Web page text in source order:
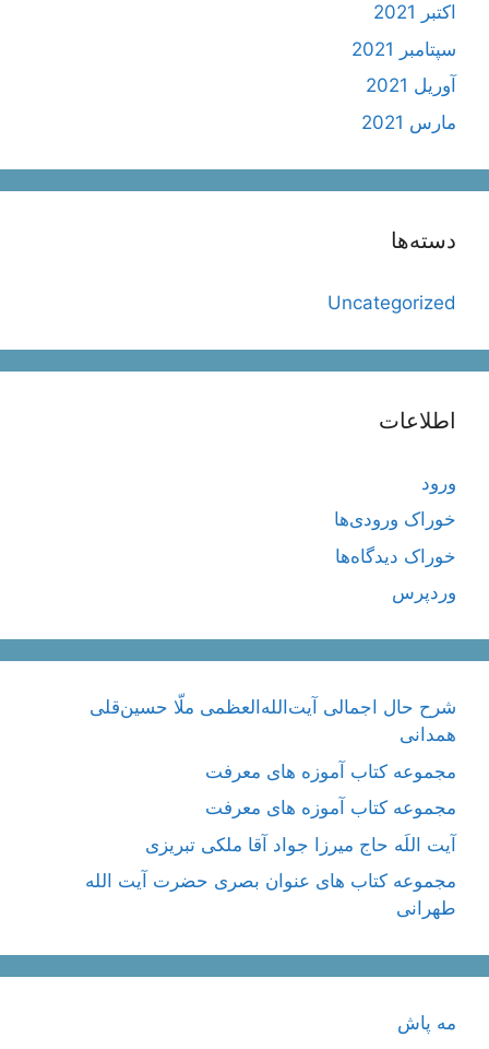
اکتبر 2021
سپتامبر 2021
آوریل 2021
مارس 2021
دسته‌ها
Uncategorized
اطلاعات
ورود
خوراک ورودی‌ها
خوراک دیدگاه‌ها
وردپرس
شرح حال اجمالی آیت‌الله‌العظمی ملّا حسین‌قلی
همدانی
مجموعه کتاب آموزه های معرفت
مجموعه کتاب آموزه های معرفت
آیت اللَه حاج میرزا جواد آقا ملکی تبریزی
مجموعه کتاب های عنوان بصری حضرت آیت الله
طهرانی
مه پاش